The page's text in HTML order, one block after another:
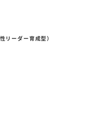
リーダー育成型）